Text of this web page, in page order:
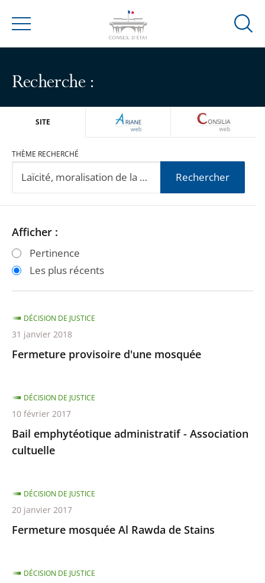
Menu
Ouvrir
Recherche :
SITE ARIANEWEB
THÈME RECHERCHÉ
Rechercher
Passer
les
filtres
après
Passer
les
filtres
avant
Afficher :
Pertinence
Les plus récents
Fermeture provisoire d'une mosquée
DÉCISION DE JUSTICE
31 janvier 2018
Bail emphytéotique administratif - Association
cultuelle
DÉCISION DE JUSTICE
10 février 2017
Fermeture mosquée Al Rawda de Stains
DÉCISION DE JUSTICE
20 janvier 2017
DÉCISION DE JUSTICE